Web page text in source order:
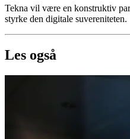
Tekna vil være en konstruktiv
styrke den digitale suvereniteten.
Les også